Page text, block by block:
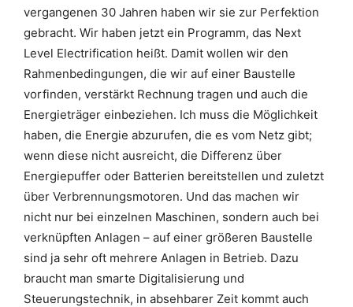
vergangenen 30 Jahren haben wir sie zur Perfektion
gebracht. Wir haben jetzt ein Programm, das Next
Level Electrification heißt. Damit wollen wir den
Rahmenbedingungen, die wir auf einer Baustelle
vorfinden, verstärkt Rechnung tragen und auch die
Energieträger einbeziehen. Ich muss die Möglichkeit
haben, die Energie abzurufen, die es vom Netz gibt;
wenn diese nicht ausreicht, die Differenz über
Energiepuffer oder Batterien bereitstellen und zuletzt
über Verbrennungsmotoren. Und das machen wir
nicht nur bei einzelnen Maschinen, sondern auch bei
verknüpften Anlagen – auf einer größeren Baustelle
sind ja sehr oft mehrere Anlagen in Betrieb. Dazu
braucht man smarte Digitalisierung und
Steuerungstechnik, in absehbarer Zeit kommt auch